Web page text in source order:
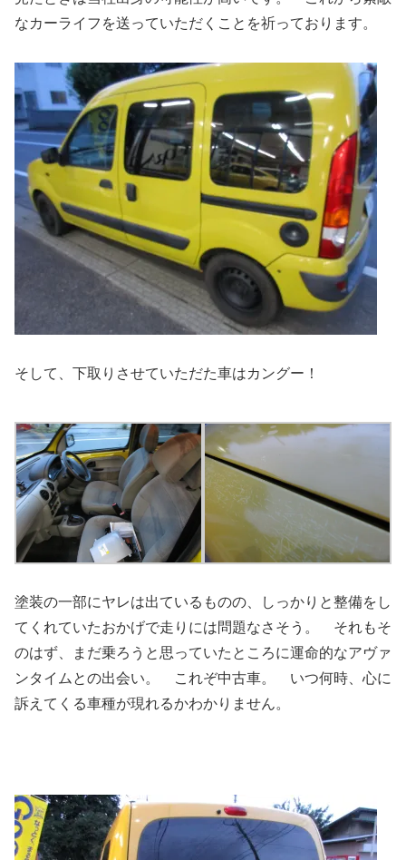
なカーライフを送っていただくことを祈っております。
そして、下取りさせていただた車はカングー！
塗装の一部にヤレは出ているものの、しっかりと整備をし
てくれていたおかげで走りには問題なさそう。 それもそ
のはず、まだ乗ろうと思っていたところに運命的なアヴァ
ンタイムとの出会い。 これぞ中古車。 いつ何時、心に
訴えてくる車種が現れるかわかりません。